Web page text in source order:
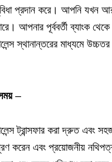
প্রদান করে। আপনি যখন
আপনার পূর্ববর্তী ব্যাংক
স্থানান্তরের মাধ্যমে
–
ট্রান্সফার করা দ্রুত এবং
করেন এবং প্রয়োজনীয়